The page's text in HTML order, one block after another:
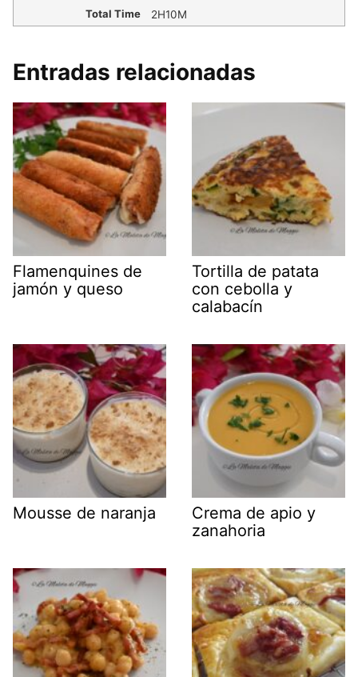
Total Time
2H10M
Entradas relacionadas
Flamenquines de
jamón y queso
Tortilla de patata
con cebolla y
calabacín
Mousse de naranja
Crema de apio y
zanahoria